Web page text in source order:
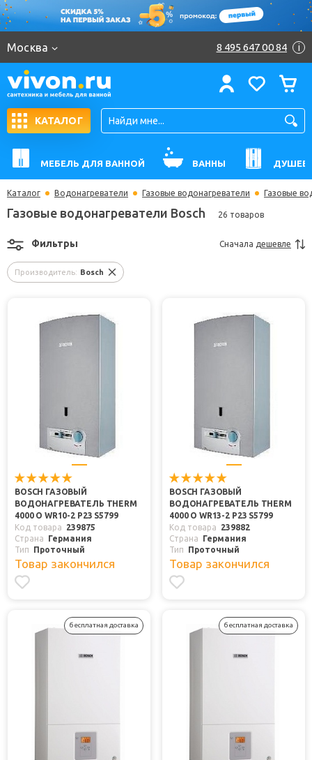
Москва 8 495 647 00 84 i
КАТАЛОГ
МЕБЕЛЬ ДЛЯ ВАННОЙ ВАННЫ
Каталог Водонагреватели Газовые водонагреватели Газовые
Газовые водонагреватели Bosch 26 товаров
Производитель: Bosch
Фильтры Сначала дешевле
BOSCH ГАЗОВЫЙ
ВОДОНАГРЕВАТЕЛЬ THERM
4000 O WR10-2 P23 S5799
Код товара
239875
Страна
Германия
Тип
Проточный
Товар закончился
BOSCH ГАЗОВЫЙ
ВОДОНАГРЕВАТЕЛЬ THERM
4000 O WR13-2 P23 S5799
Код товара
239882
Страна
Германия
Тип
Проточный
Товар закончился
бесплатная доставка бесплатная доставка